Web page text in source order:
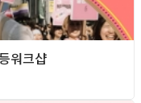
워크샵